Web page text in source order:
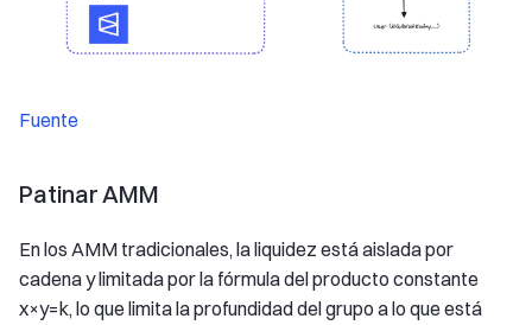
Fuente
Patinar AMM
En los AMM tradicionales, la liquidez está aislada por
cadena y limitada por la fórmula del producto constante
x×y=k, lo que limita la profundidad del grupo a lo que está